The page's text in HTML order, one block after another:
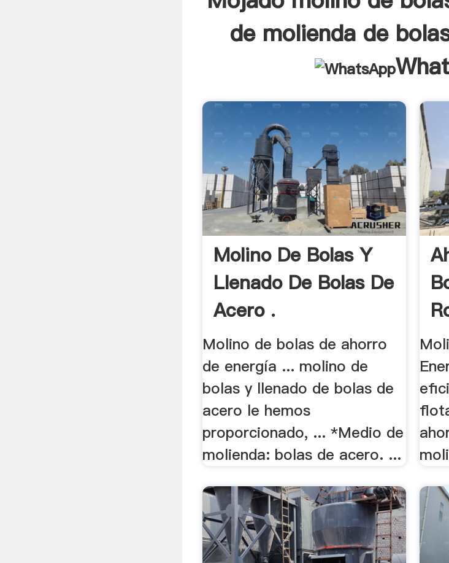
de molienda de
Molino De Bolas Y
Llenado De Bolas De
Acero .
Molino de bolas de ahorro
de energía ... molino de
bolas y llenado de bolas de
acero le hemos
proporcionado, ... *Medio de
molienda: bolas de acero. ...